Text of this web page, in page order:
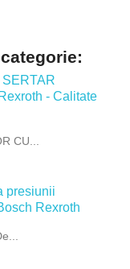
CU...